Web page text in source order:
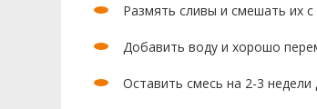
Размять сливы и смешать их
Добавить воду и хорошо
Оставить смесь на 2-3